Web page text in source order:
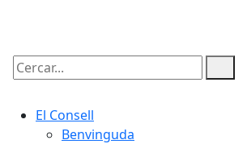
Cercar:
El Consell
Benvinguda